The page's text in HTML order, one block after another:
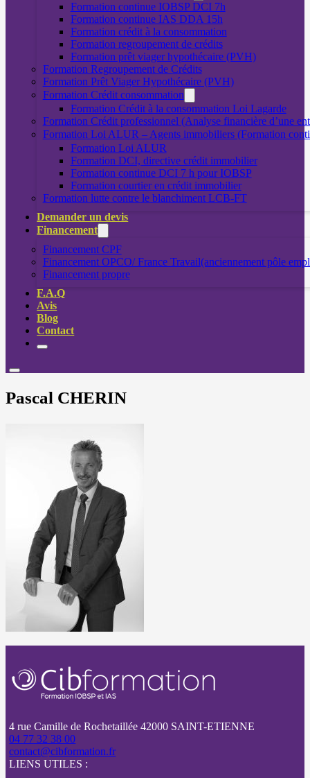
Formation continue IOBSP DCI 7h
Formation continue IAS DDA 15h
Formation crédit à la consommation
Formation regroupement de crédits
Formation prêt viager hypothécaire (PVH)
Formation Regroupement de Crédits
Formation Prêt Viager Hypothécaire (PVH)
Formation Crédit consommation
Formation Crédit à la consommation Loi Lagarde
Formation Crédit professionnel (Analyse financière d’une
Formation Loi ALUR – Agents immobiliers (Formation
Formation Loi ALUR
Formation DCI, directive crédit immobilier
Formation continue DCI 7 h pour IOBSP
Formation courtier en crédit immobilier
Formation lutte contre le blanchiment LCB-FT
Demander un devis
Financement
Financement CPF
Financement OPCO/ France Travail(anciennement pôle
Financement propre
F.A.Q
Avis
Blog
Contact
Pascal CHERIN
4 rue Camille de Rochetaillée 42000 SAINT-ETIENNE
04 77 32 38 00
contact@cibformation.fr
LIENS UTILES :